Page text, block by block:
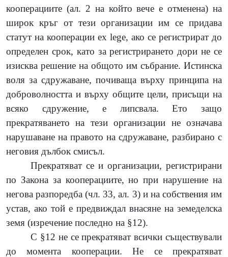
кооперациите (ал. 2 на който вече е отменена) на
широк кръг от тези организации им се придава
статут на кооперации ex lege, ако се регистрират до
определен срок, като за регистрирането дори не се
изисква решение на общото им събрание. Истинска
воля за сдружаване, почиваща върху принципа на
доброволността и върху общите цели, присъщи на
всяко сдружение, е липсвала. Ето защо
прекратяването на тези организации не означава
нарушаване на правото на сдружаване, разбирано с
неговия дълбок смисъл.
Прекратяват се и организации, регистрирани
по Закона за кооперациите, но при нарушение на
негова разпоредба (чл. 33, ал. 3) и на собствения им
устав, ако той е предвиждал внасяне на земеделска
земя (изречение последно на §12).
С §12 не се прекратяват всички съществували
до момента кооперации. Не се прекратяват